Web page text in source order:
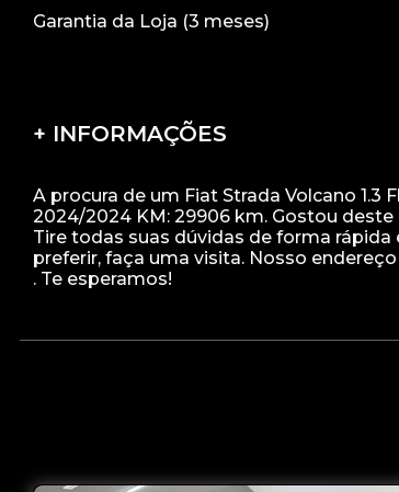
Garantia da Loja (3 meses)
+ INFORMAÇÕES
A procura de um Fiat Strada Volcano 1.3
2024/2024 KM: 29906 km. Gostou
Tire todas suas dúvidas de forma rápida
preferir, faça uma visita. Nosso